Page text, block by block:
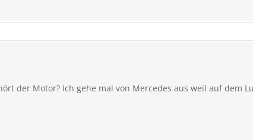
der Motor? Ich gehe mal von Mercedes aus weil auf dem